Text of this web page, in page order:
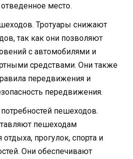
место.
Тротуары снижают
так как они позволяют
с автомобилями и
средствами. Они также
передвижения и
передвижения.
пешеходов.
пешеходам
отдыха, прогулок, спорта и
Они обеспечивают